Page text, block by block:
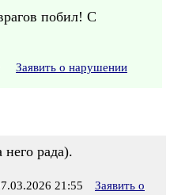
побил! С
Заявить о нарушении
рада).
21:55
Заявить о